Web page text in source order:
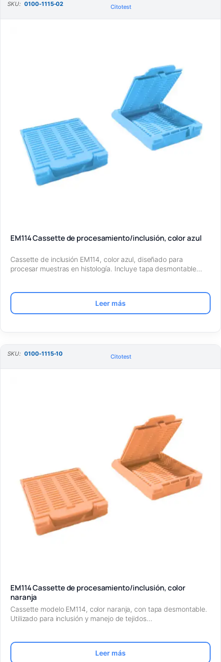
SKU: 0100-1115-02 Citotest
EM114 Cassette de procesamiento/inclusión, color azul
Cassette de inclusión EM114, color azul, diseñado para
procesar muestras en histología. Incluye tapa desmontable…
Leer más
SKU: 0100-1115-10 Citotest
EM114 Cassette de procesamiento/inclusión, color
naranja
Cassette modelo EM114, color naranja, con tapa desmontable.
Utilizado para inclusión y manejo de tejidos…
Leer más